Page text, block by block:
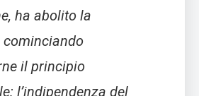
ha abolito la
cominciando
il principio
l’indipendenza del